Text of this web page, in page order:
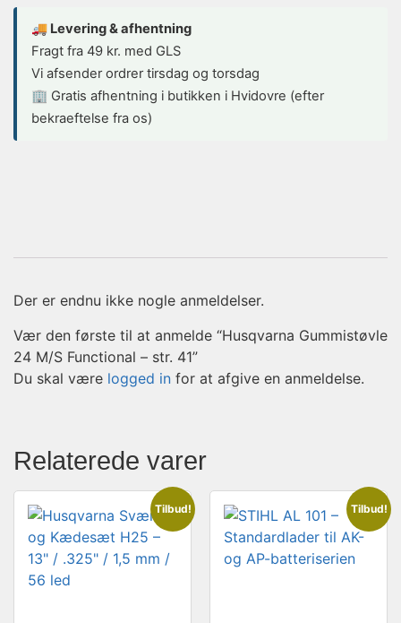
🚚 Levering & afhentning
Fragt fra 49 kr. med GLS
Vi afsender ordrer tirsdag og torsdag
🏢 Gratis afhentning i butikken i Hvidovre (efter
bekraeftelse fra os)
Der er endnu ikke nogle anmeldelser.
Vær den første til at anmelde “Husqvarna Gummistøvle
24 M/S Functional – str. 41”
Du skal være logged in for at afgive en anmeldelse.
Relaterede varer
Tilbud! Tilbud!